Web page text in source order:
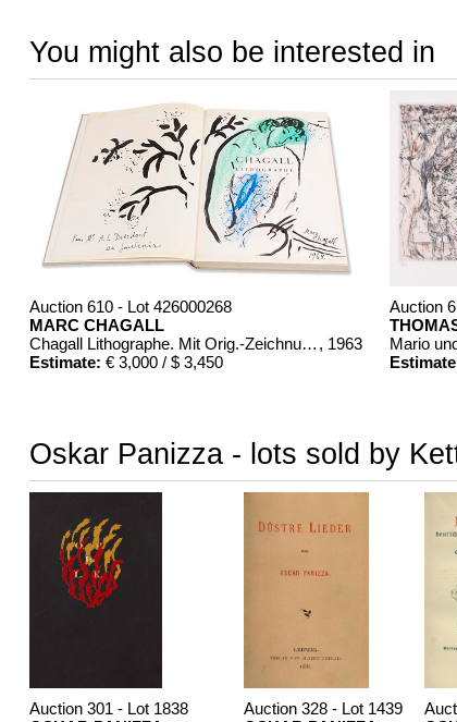
You might also be interested in
Auction 610 - Lot 426000268
MARC CHAGALL
Chagall Lithographe. Mit Orig.-Zeichnung von Chagall , 1963
Estimate: € 3,000 / $ 3,450
Auction
Mario
Oskar Panizza - lots sold by
Auction 301 - Lot 1838
Auction 328 - Lot 1439